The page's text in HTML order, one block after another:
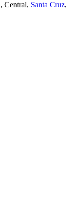
, Central, Santa Cruz,